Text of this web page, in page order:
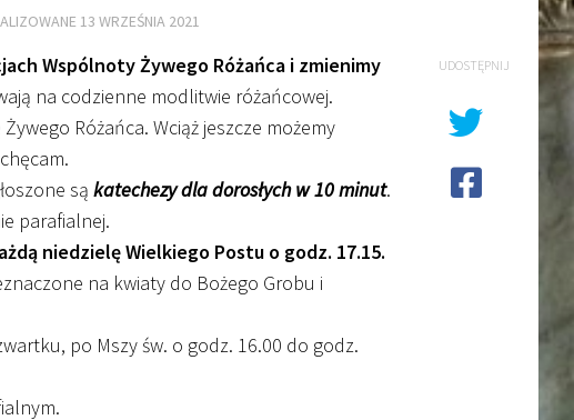
13 WRZEŚNIA 2021
Wspólnoty Żywego Różańca i zmienimy
na codzienne modlitwie różańcowej.
Różańca. Wciąż jeszcze możemy
są katechezy dla dorosłych w 10 minut.
parafialnej.
niedzielę Wielkiego Postu o godz. 17.15.
na kwiaty do Bożego Grobu i
po Mszy św. o godz. 16.00 do godz.
UDOSTĘPNIJ